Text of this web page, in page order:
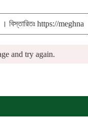
and try again.